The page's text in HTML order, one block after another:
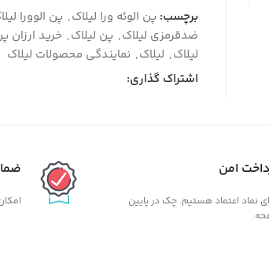
برچسب: پن الوئه ورا لیلاک, پن الوورا
ضدقرمزی لیلاک, پن لیلاک, خرید ارزان
لیلاک, لیلاک, نمایندگی محصولات لیلاک
اشتراک گذاری:
امن
نماد اعتماد هستیم. چک در پایین